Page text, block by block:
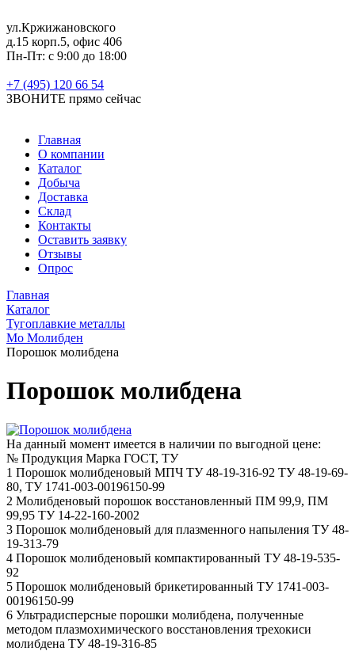
ул.Кржижановского
д.15 корп.5, офис 406
Пн-Пт: с 9:00 до 18:00
+7 (495) 120 66 54
ЗВОНИТЕ прямо сейчас
Главная
О компании
Каталог
Добыча
Доставка
Склад
Контакты
Оставить заявку
Отзывы
Опрос
Главная
Каталог
Тугоплавкие металлы
Mo Молибден
Порошок молибдена
Порошок молибдена
На данный момент имеется в наличии по выгодной цене:
№ Продукция Марка ГОСТ, ТУ
1 Порошок молибденовый МПЧ ТУ 48-19-316-92 ТУ 48-19-69-
80, ТУ 1741-003-00196150-99
2 Молибденовый порошок восстановленный ПМ 99,9, ПМ
99,95 ТУ 14-22-160-2002
3 Порошок молибденовый для плазменного напыления ТУ 48-
19-313-79
4 Порошок молибденовый компактированный ТУ 48-19-535-
92
5 Порошок молибденовый брикетированный ТУ 1741-003-
00196150-99
6 Ультрадисперсные порошки молибдена, полученные
методом плазмохимического восстановления трехокиси
молибдена ТУ 48-19-316-85